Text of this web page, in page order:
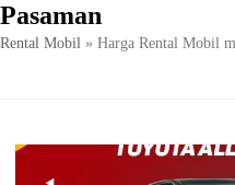
Pasaman
Rental Mobil » Harga Rental Mobil